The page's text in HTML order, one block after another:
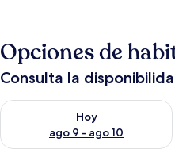
Opciones de
Consulta la
Hoy
ago 9 - ago 10
Consulta la disponibilidad